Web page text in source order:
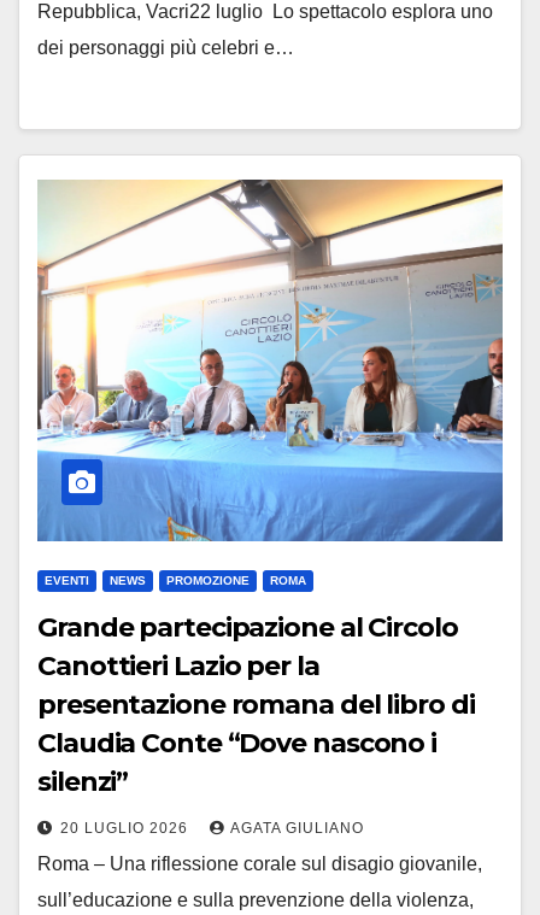
Repubblica, Vacri22 luglio Lo spettacolo esplora uno
dei personaggi più celebri e…
EVENTI NEWS PROMOZIONE ROMA
Grande partecipazione al Circolo
Canottieri Lazio per la
presentazione romana del libro di
Claudia Conte “Dove nascono i
silenzi”
20 LUGLIO 2026 AGATA GIULIANO
Roma – Una riflessione corale sul disagio giovanile,
sull’educazione e sulla prevenzione della violenza,